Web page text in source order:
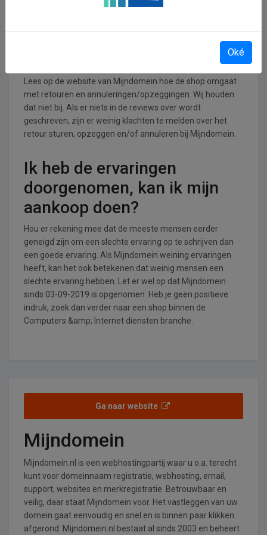
Lees op de website van Mijndomein hoe de shop omgaat
met retouren en annuleringen/opzeggingen. Wij houden
dat niet bij. Als er niets in de reviews over wordt
geschreven, zijn er weinig klachten te melden over het
retour sturen, opzeggen en/of annuleren bij Mijndomein.
Ik heb de ervaringen
doorgenomen, kan ik mijn
aankoop doen?
Hou er rekening mee dat de meeste mensen eerder
geneigd zijn om een slechte ervaring op te schrijven dan
een goede ervaring. Als Mijndomein weining ervaringen
heeft, kan het ook betekenen dat weinig mensen een
slechte ervaring hebben. Let er wel op dat Mijndomein
sinds 03-09-2019 is opgenomen. Heb je geen positieve
indruk, zoek dan verder naar een shop binnen de
Computers &amp; Internet diensten branche.
Ga naar website
Mijndomein
Mijndomein.nl is een webhostingpartij waar u o.a. terecht
kunt voor domeinnaam registratie, webhosting, email,
support, websites en merkregistratie. Betrouwbaar en
veilig, daar staat Mijndomein voor. Het vastleggen van uw
domein gaat eenvoudig en snel en is binnen paar klikken
afgerond. Mijndomein.nl bestaat al sinds 2003 en beheert
Oké